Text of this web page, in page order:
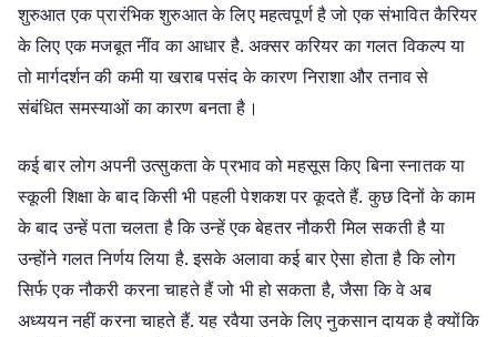
शुरुआत एक प्रारंभिक शुरुआत के लिए महत्वपूर्ण है जो एक संभावित कैरियर
के लिए एक मजबूत नींव का आधार है. अक्सर करियर का गलत विकल्प या
तो मार्गदर्शन की कमी या खराब पसंद के कारण निराशा और तनाव से
संबंधित समस्याओं का कारण बनता है।
कई बार लोग अपनी उत्सुकता के प्रभाव को महसूस किए बिना स्नातक या
स्कूली शिक्षा के बाद किसी भी पहली पेशकश पर कूदते हैं. कुछ दिनों के काम
के बाद उन्हें पता चलता है कि उन्हें एक बेहतर नौकरी मिल सकती है या
उन्होंने गलत निर्णय लिया है. इसके अलावा कई बार ऐसा होता है कि लोग
सिर्फ एक नौकरी करना चाहते हैं जो भी हो सकता है, जैसा कि वे अब
अध्ययन नहीं करना चाहते हैं. यह रवैया उनके लिए नुकसान दायक है क्योंकि